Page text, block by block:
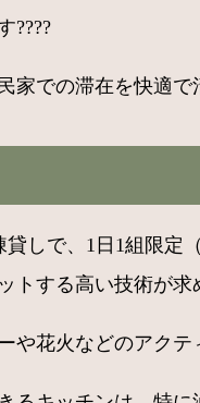
????
家での滞在を快適
しで、1日1組限
する高い技術が求
や花火などのアク